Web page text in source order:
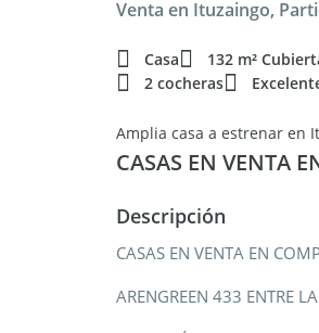
Venta en Ituzaingo,
Casa 132 m²
2 cocheras
Amplia casa a estrenar en
CASAS EN VENTA
Descripción
CASAS EN VENTA EN
ARENGREEN 433 ENTRE